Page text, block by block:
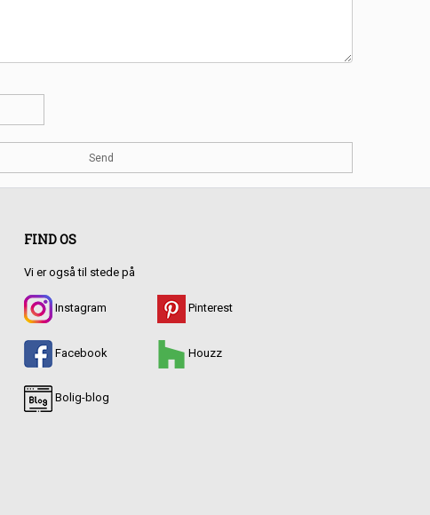
FIND OS
Vi er også til stede på
Instagram
Facebook
Bolig-blog
Pinterest
Houzz